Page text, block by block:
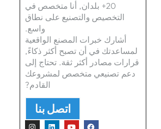
20+ بلدان, أنا متخصص في
التخصيص والتصنيع على نطاق
واسع.
أشارك خبرات المصنع الواقعية
لمساعدتك في أن تصبح أكثر ذكاءً,
قرارات مصادر أكثر ثقة. تحتاج إلى
دعم تصنيعي متخصص لمشروعك
القادم?
اتصل بنا